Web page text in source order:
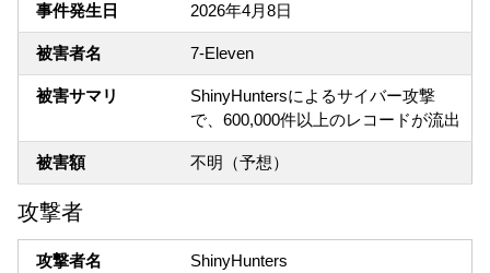
事件発生日 2026年4月8日
被害者名 7-Eleven
被害サマリ
ShinyHuntersによるサイバー攻撃
で、600,000件以上のレコードが流出
被害額 不明（予想）
攻撃者
攻撃者名 ShinyHunters